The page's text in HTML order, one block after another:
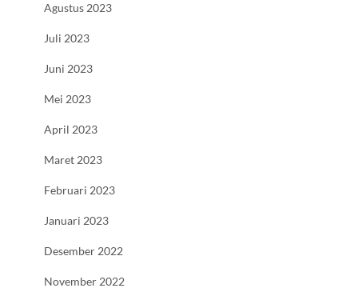
Agustus 2023
Juli 2023
Juni 2023
Mei 2023
April 2023
Maret 2023
Februari 2023
Januari 2023
Desember 2022
November 2022